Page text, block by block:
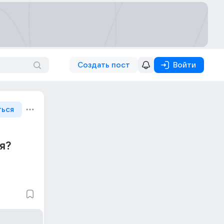
Создать пост Войти